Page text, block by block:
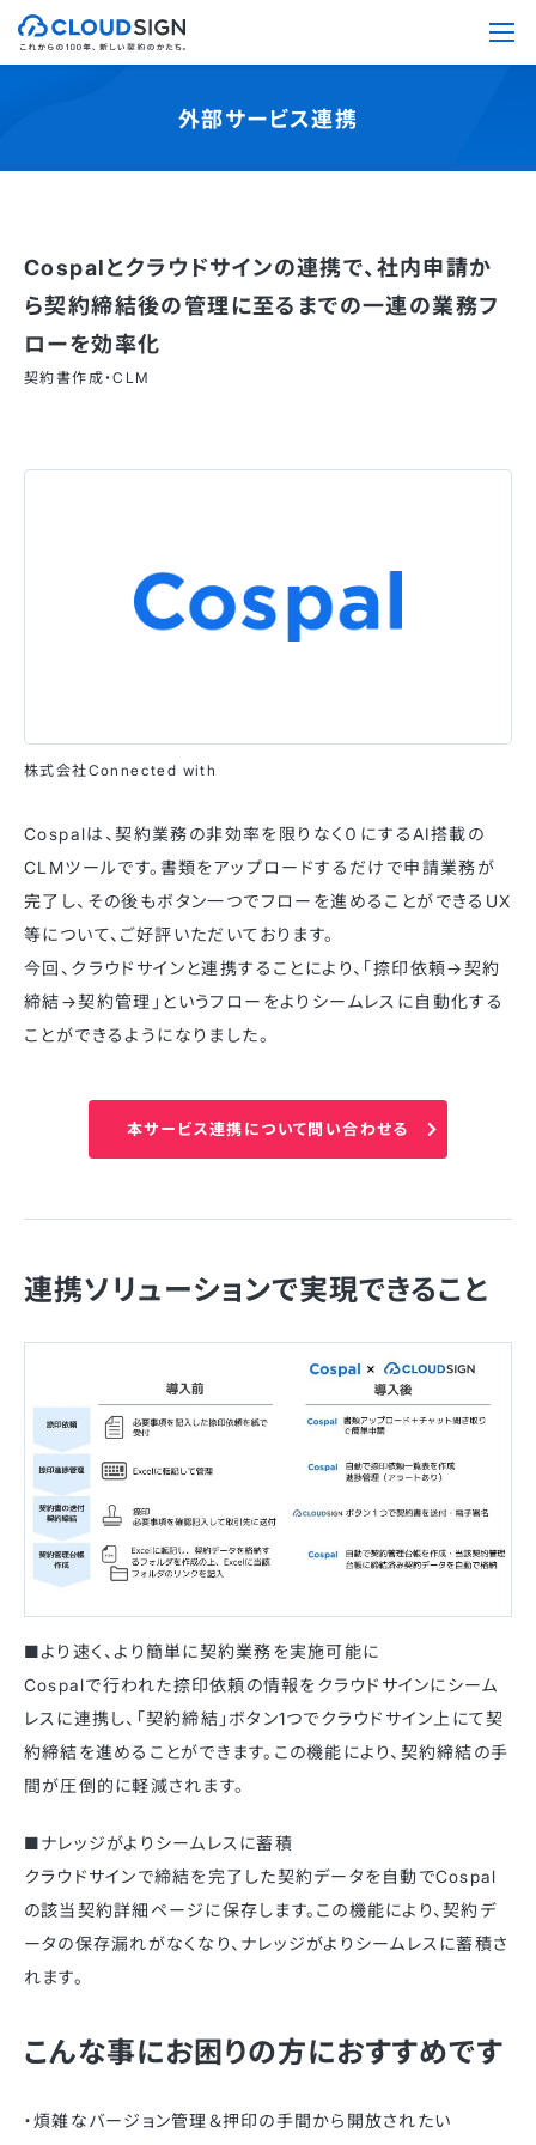
外部サービス連携
Cospalとクラウドサインの連携で、社内申請か
ら契約締結後の管理に至るまでの一連の業務フ
ローを効率化
契約書作成・CLM
Cospalは、契約業務の非効率を限りなく０にするAI搭載の
CLMツールです。書類をアップロードするだけで申請業務が
完了し、その後もボタン一つでフローを進めることができるUX
等について、ご好評いただいております。
今回、クラウドサインと連携することにより、「捺印依頼→契約
締結→契約管理」というフローをよりシームレスに自動化する
ことができるようになりました。
株式会社Connected with
本サービス連携について問い合わせる
連携ソリューションで実現できること
■より速く、より簡単に契約業務を実施可能に
Cospalで行われた捺印依頼の情報をクラウドサインにシーム
レスに連携し、「契約締結」ボタン1つでクラウドサイン上にて契
約締結を進めることができます。この機能により、契約締結の手
間が圧倒的に軽減されます。
■ナレッジがよりシームレスに蓄積
クラウドサインで締結を完了した契約データを自動でCospal
の該当契約詳細ページに保存します。この機能により、契約デ
ータの保存漏れがなくなり、ナレッジがよりシームレスに蓄積さ
れます。
こんな事にお困りの方におすすめです
・煩雑なバージョン管理＆押印の手間から開放されたい